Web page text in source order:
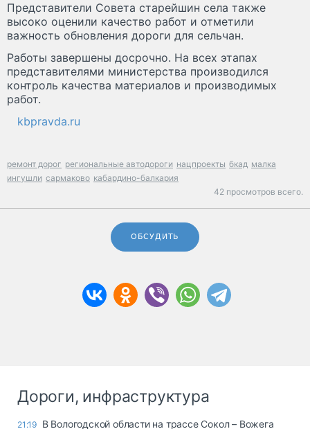
Представители Совета старейшин села также
высоко оценили качество работ и отметили
важность обновления дороги для сельчан.
Работы завершены досрочно. На всех этапах
представителями министерства производился
контроль качества материалов и производимых
работ.
kbpravda.ru
ремонт дорог региональные автодороги нацпроекты бкад малка
ингушли сармаково кабардино-балкария
42 просмотров всего.
ОБСУДИТЬ
Дороги, инфраструктура
21:19 В Вологодской области на трассе Сокол – Вожега